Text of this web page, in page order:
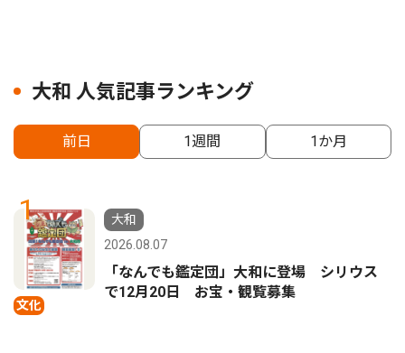
大和 人気記事ランキング
前日 1週間 1か月
1
文化
大和
2026.08.07
「なんでも鑑定団」大和に登場 シリウス
で12月20日 お宝・観覧募集